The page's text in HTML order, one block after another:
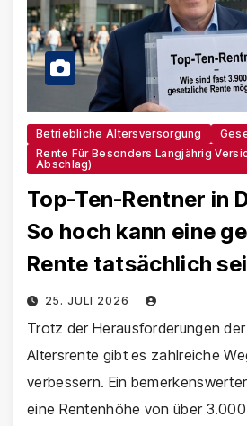
Betriebliche Altersversorgung
Rente Für Besonders Langjährig
Abschlag)
Top-Ten-Rentner in
So hoch kann eine
Rente tatsächlich
25. JULI 2026
Trotz der Herausforderungen
Altersrente gibt es zahlreiche
verbessern. Ein
eine Rentenhöhe von über